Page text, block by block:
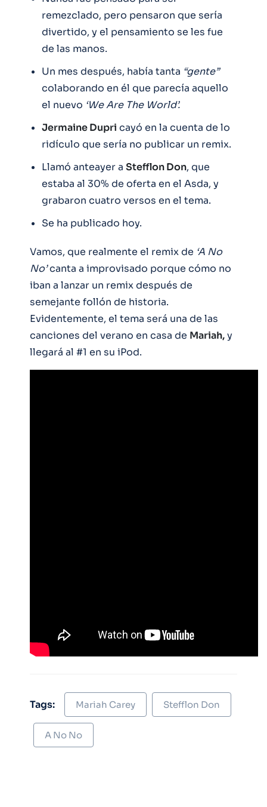
remezclado, pero pensaron que sería
divertido, y el pensamiento se les fue
de las manos.
Un mes después, había tanta “gente”
colaborando en él que parecía aquello
el nuevo ‘We Are The World’.
Jermaine Dupri cayó en la cuenta de lo
ridículo que sería no publicar un remix.
Llamó anteayer a Stefflon Don, que
estaba al 30% de oferta en el Asda, y
grabaron cuatro versos en el tema.
Se ha publicado hoy.
Vamos, que realmente el remix de ‘A No
No’canta a improvisado porque cómo no
iban a lanzar un remix después de
semejante follón de historia.
Evidentemente, el tema será una de las
canciones del verano en casa de Mariah,y
llegará al #1 en su iPod.
Tags: Mariah Carey Stefflon Don
A No No